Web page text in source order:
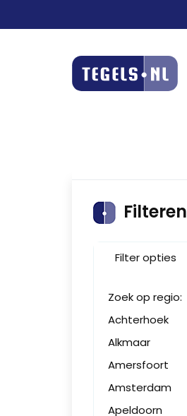
Filteren
Filter opties
Zoek op regio:
Achterhoek
Alkmaar
Amersfoort
Amsterdam
Apeldoorn